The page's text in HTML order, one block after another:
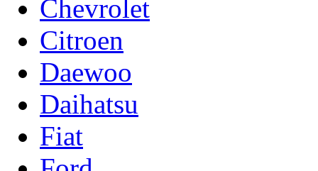
Chevrolet
Citroen
Daewoo
Daihatsu
Fiat